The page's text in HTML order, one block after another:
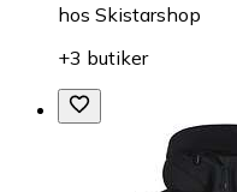
hos Skistarshop
+3 butiker